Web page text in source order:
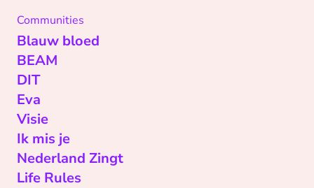
Communities
Blauw bloed
BEAM
DIT
Eva
Visie
Ik mis je
Nederland Zingt
Life Rules